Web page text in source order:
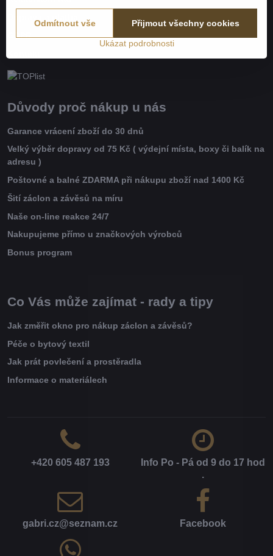
GDPR
Důvody proč nákup u nás
Garance vrácení zboží do 30 dnů
Velký výběr dopravy od 75 Kč ( výdejní místa, boxy či balík na
adresu )
Poštovné a balné ZDARMA při nákupu zboží nad 1400 Kč
Šití záclon a závěsů na míru
Naše on-line reakce 24/7
Nakupujeme přímo u značkových výrobců
Bonus program
Co Vás může zajímat - rady a tipy
Jak změřit okno pro nákup záclon a závěsů?
Péče o bytový textil
Jak prát povlečení a prostěradla
Informace o materiálech
+420 605 487 193
Info Po - Pá od 9 do 17 hod​
.
gabri​.cz​@seznam​.cz Facebook
Ukázat podrobnosti
Přijmout všechny cookies
Odmítnout vše